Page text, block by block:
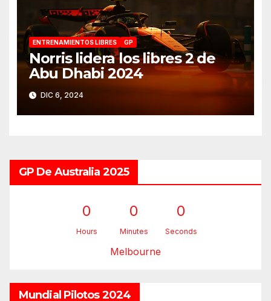
ENTRENAMIENTOS LIBRES GP
Norris lidera los libres 2 de
Abu Dhabi 2024
DIC 6, 2024
GP De Australia 2025
0
Hours
0
Minutes
0
Seconds
Melbourne
Mundial Pilotos 2024